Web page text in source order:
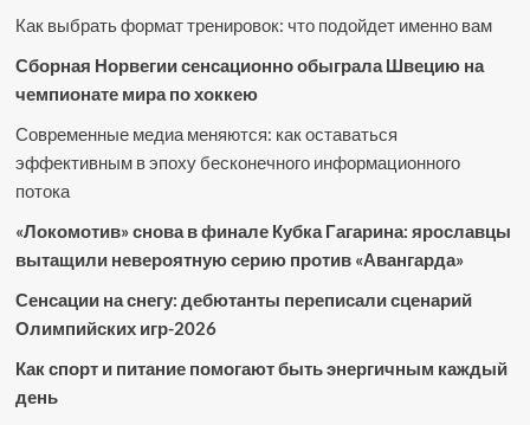
Как выбрать формат тренировок: что подойдет именно вам
Сборная Норвегии сенсационно обыграла Швецию на
чемпионате мира по хоккею
Современные медиа меняются: как оставаться
эффективным в эпоху бесконечного информационного
потока
«Локомотив» снова в финале Кубка Гагарина: ярославцы
вытащили невероятную серию против «Авангарда»
Сенсации на снегу: дебютанты переписали сценарий
Олимпийских игр-2026
Как спорт и питание помогают быть энергичным каждый
день